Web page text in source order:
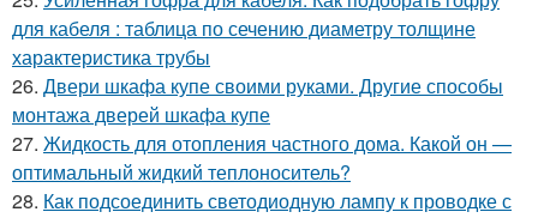
для кабеля : таблица по сечению диаметру толщине
характеристика трубы
26. Двери шкафа купе своими руками. Другие способы
монтажа дверей шкафа купе
27. Жидкость для отопления частного дома. Какой он —
оптимальный жидкий теплоноситель?
28. Как подсоединить светодиодную лампу к проводке с